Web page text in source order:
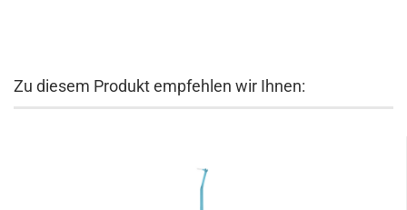
Zu diesem Produkt empfehlen wir Ihnen: